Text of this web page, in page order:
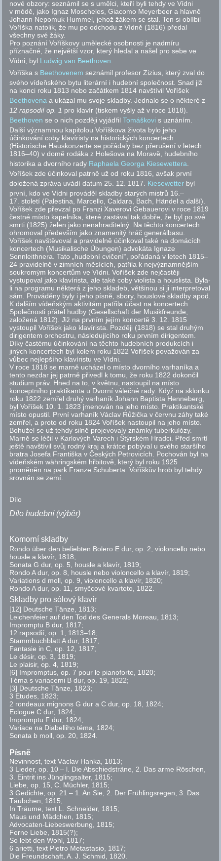
nové obzory: seznámil se s umělci, kteří byli tehdy ve Vídni
v módě, jako Ignaz Moscheles, Giacomo Meyerbeer a hlavně
Johann Nepomuk Hummel, jehož žákem se stal. Ten si oblíbil
Voříška natolik, že mu po odchodu z Vídně (1816) předal
všechny své žáky.
Pro poznání Voříškovy umělecké osobnosti je nadmíru
příznačné, že největší vzor, který hledal a našel pro sebe ve
Vídni, byl Ludwig van Beethoven.
Voříška s Beethovenem seznámil profesor Zizius, který zval do
svého vídeňského bytu literární i hudební společnost. Snad již
na konci roku 1813 nebo začátkem 1814 navštívil Voříšek
Beethovena a ukázal mu svoje skladby. Jednalo se o některé z
12 rapsodiíop. 1 pro klavír (tiskem vyšly až v roce 1818).
Beethoven se o nich později vyjádřilTomáškovi s uznáním.
Další významnou kapitolou Voříškova života bylo jeho
účinkování coby klavíristy na historických koncertech
(Historische Hauskonzerte se pořádaly bez přerušení v letech
1816–40) v domě rodáka z Holešova na Moravě, hudebního
historika a dvorního rady Raphaela Georga Kiesewettera.
Voříšek zde účinkoval patrně už od roku 1816, avšak první
doložená zpráva uvádí datum 25. 12. 1817. Kiesewetter byl
první, kdo ve Vídni prováděl skladby starých mistrů 16.–
17. století (Palestina, Marcello, Caldara, Bach, Händel a další).
Voříšek zde převzal po Franzi Xaverovi Gebauerovi v roce 1819
čestné místo kapelníka, které zastával tak dobře, že byl po své
smrti (1825) želen jako nenahraditelný. Na těchto koncertech
ohromoval především jako znamenitý hráč generálbasu.
Voříšek navštěvoval a pravidelně účinkoval také na domácích
koncertech (Musikalische Übungen) advokáta Ignaze
Sonnleithnera. Tato „hudební cvičení“, pořádaná v letech 1815–
24 pravidelně v zimních měsících, patřila k nejvýznamnějším
soukromým koncertům ve Vídni. Voříšek zde nejčastěji
vystupoval jako klavírista, ale také coby violista a houslista. Byla-
li na programu některá z jeho skladeb, většinou si ji interpretoval
sám. Prováděny byly i jeho písně, sbory, houslové skladbyapod.
K dalším vídeňským aktivitám patřila účast na koncertech
Společnosti přátel hudby (Gesellschaft der Musikfreunde,
založená 1812). Již na prvním jejím koncertě 3. 12. 1815
vystoupil Voříšek jako klavírista. Později (1818) se stal druhým
dirigentem orchestru, následujícího roku prvním dirigentem.
Díky častému účinkování na těchto hudebních produkcích i
jiných koncertech byl kolem roku 1822 Voříšek považován za
vůbec nejlepšího klavíristu ve Vídni.
V roce 1818 se marně ucházel o místo dvorního varhaníka a
tento nezdar jej patrně přivedl k tomu, že roku 1822 dokončil
studium práv. Hned na to, v květnu, nastoupil na místo
konceptního praktikanta u Dvorní válečné rady. Když na sklonku
roku 1822 zemřel druhý varhaník Johann Baptista Henneberg,
byl Voříšek 10. 1. 1823 jmenován na jeho místo. Praktikantské
místo opustil. První varhaník Václav Růžička v červnu záhy také
zemřel, a proto od roku 1824 Voříšek nastoupil na jeho místo.
Bohužel se už tehdy silně projevovaly známky tuberkulózy.
Marně se léčil v Karlových Varech i Štýrském Hradci. Před smrtí
ještě navštívil svůj rodný kraj a krátce pobýval u svého staršího
bratra Josefa Františka v Českých Petrovicích. Pochován byl na
vídeňském währingském hřbitově, který byl roku 1925
proměněn na park Franze Schuberta. Voříškův hrob byl tehdy
srovnán se zemí.
Dílo
Dílo hudební (výběr)
Komorní skladby
Rondo über den beliebten Bolero E dur,op. 2, violoncello nebo
housle a klavír, 1818;
Sonata G dur,op. 5, housle a klavír, 1819;
Rondo A dur,op. 8, housle nebo violoncello a klavír, 1819;
Variations d moll,op. 9, violoncello a klavír, 1820;
Rondo A dur,op. 11, smyčcové kvarteto, 1822.
Skladby pro sólový klavír
[12] Deutsche Tänze, 1813;
Leichenfeier auf den Tod des Generals Moreau, 1813;
Impromptu B dur, 1817;
12 rapsodií,op. 1, 1813–18;
Stammbuchblatt A dur, 1817;
Fantasie in C,op. 12, 1817;
Le désir,op. 3, 1819;
Le plaisir,op. 4, 1819;
[6] Impromptus,op. 7 pour le pianoforte, 1820;
Téma s variacemi B dur,op. 19, 1822;
[3] Deutsche Tänze, 1823;
3 Etudes, 1823;
2 rondeaux mignons G dur a C dur,op. 18, 1824;
Eclogue C dur, 1824;
Impromptu F dur, 1824;
Variace na Diabelliho téma, 1824;
Sonata b moll,op. 20, 1824.
Písně
Nevinnost, text Václav Hanka, 1813;
3 Lieder,op. 10 – l. Die Abschiedsträne, 2. Das arme Röschen,
3. Eintrit ins Jünglingsalter, 1815;
Liebe,op. 15, C. Müchler, 1815;
3 Gedichte,op. 21 – 1. An Sie, 2. Der Frühlingsregen, 3. Das
Täubchen, 1815;
In Träume, text L. Schneider, 1815;
Maus und Mädchen, 1815;
Advocaten-Liebeswerbung, 1815;
Ferne Liebe, 1815(?);
So lebt den Wohl, 1817;
6 arietti, text Pietro Metastasio, 1817;
Die Freundschaft, A. J. Schmid, 1820.